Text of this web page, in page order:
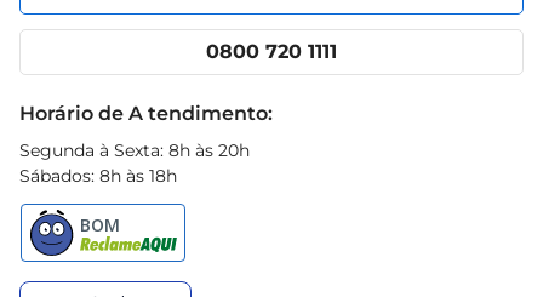
Cencosud Media
App Prezunic
0800 720 1111
Horário de A tendimento:
Segunda à Sexta: 8h às 20h
Sábados: 8h às 18h